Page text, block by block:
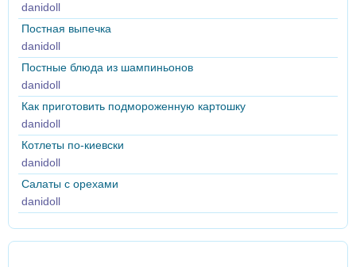
danidoll
Постная выпечка
danidoll
Постные блюда из шампиньонов
danidoll
Как приготовить подмороженную картошку
danidoll
Котлеты по-киевски
danidoll
Салаты с орехами
danidoll